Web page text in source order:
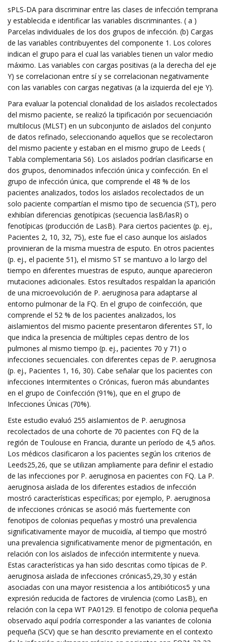
sPLS-DA para discriminar entre las clases de infección temprana
y establecida e identificar las variables discriminantes. ( a )
Parcelas individuales de los dos grupos de infección. (b) Cargas
de las variables contribuyentes del componente 1. Los colores
indican el grupo para el cual las variables tienen un valor medio
máximo. Las variables con cargas positivas (a la derecha del eje
Y) se correlacionan entre sí y se correlacionan negativamente
con las variables con cargas negativas (a la izquierda del eje Y).
Para evaluar la potencial clonalidad de los aislados recolectados
del mismo paciente, se realizó la tipificación por secuenciación
multilocus (MLST) en un subconjunto de aislados del conjunto
de datos refinado, seleccionando aquellos que se recolectaron
del mismo paciente y estaban en el mismo grupo de Leeds (
Tabla complementaria S6). Los aislados podrían clasificarse en
dos grupos, denominados infección única y coinfección. En el
grupo de infección única, que comprende el 48 % de los
pacientes analizados, todos los aislados recolectados de un
solo paciente compartían el mismo tipo de secuencia (ST), pero
exhibían diferencias genotípicas (secuencia lasB/lasR) o
fenotípicas (producción de LasB). Para ciertos pacientes (p. ej.,
Pacientes 2, 10, 32, 75), este fue el caso aunque los aislados
provinieran de la misma muestra de esputo. En otros pacientes
(p. ej., el paciente 51), el mismo ST se mantuvo a lo largo del
tiempo en diferentes muestras de esputo, aunque aparecieron
mutaciones adicionales. Estos resultados respaldan la aparición
de una microevolución de P. aeruginosa para adaptarse al
entorno pulmonar de la FQ. En el grupo de coinfección, que
comprende el 52 % de los pacientes analizados, los
aislamientos del mismo paciente presentaron diferentes ST, lo
que indica la presencia de múltiples cepas dentro de los
pulmones al mismo tiempo (p. ej., pacientes 70 y 71) o
infecciones secuenciales. con diferentes cepas de P. aeruginosa
(p. ej., Pacientes 1, 16, 30). Cabe señalar que los pacientes con
infecciones Intermitentes o Crónicas, fueron más abundantes
en el grupo de Coinfección (91%), que en el grupo de
Infecciones Únicas (70%).
Este estudio evaluó 255 aislamientos de P. aeruginosa
recolectados de una cohorte de 70 pacientes con FQ de la
región de Toulouse en Francia, durante un período de 4,5 años.
Los médicos clasificaron a los pacientes según los criterios de
Leeds25,26, que se utilizan ampliamente para definir el estadio
de las infecciones por P. aeruginosa en pacientes con FQ. La P.
aeruginosa aislada de los diferentes estadios de infección
mostró características específicas; por ejemplo, P. aeruginosa
de infecciones crónicas se asoció más fuertemente con
fenotipos de colonias pequeñas y mostró una prevalencia
significativamente mayor de mucoidía, al tiempo que mostró
una prevalencia significativamente menor de pigmentación, en
relación con los aislados de infección intermitente y nueva.
Estas características ya han sido descritas como típicas de P.
aeruginosa aislada de infecciones crónicas5,29,30 y están
asociadas con una mayor resistencia a los antibióticos5 y una
expresión reducida de factores de virulencia (como LasB), en
relación con la cepa WT PA0129. El fenotipo de colonia pequeña
observado aquí podría corresponder a las variantes de colonia
pequeña (SCV) que se han descrito previamente en el contexto